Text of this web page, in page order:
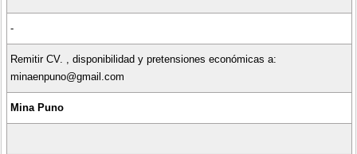
-
Remitir CV. , disponibilidad y pretensiones económicas a:
minaenpuno@gmail.com
Mina Puno